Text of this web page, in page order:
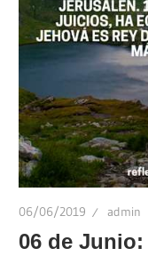
06/06/2019 admin
06 de